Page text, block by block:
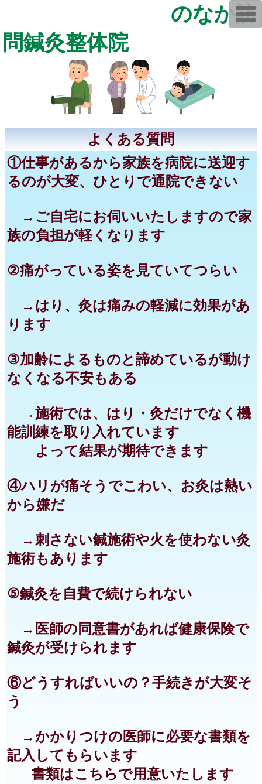
のなか訪
問鍼灸整体院
よくある質問
①仕事があるから家族を病院に送迎す
るのが大変、ひとりで通院できない
→ご自宅にお伺いいたしますので家
族の負担が軽くなります
②痛がっている姿を見ていてつらい
→はり、灸は痛みの軽減に効果があ
ります
③加齢によるものと諦めているが動け
なくなる不安もある
→施術では、はり・灸だけでなく機
能訓練を取り入れています
よって結果が期待できます
④ハリが痛そうでこわい、お灸は熱い
から嫌だ
→刺さない鍼施術や火を使わない灸
施術もあります
⑤鍼灸を自費で続けられない
→医師の同意書があれば健康保険で
鍼灸が受けられます
⑥どうすればいいの？手続きが大変そ
う
→かかりつけの医師に必要な書類を
記入してもらいます
書類はこちらで用意いたします
T
o
g